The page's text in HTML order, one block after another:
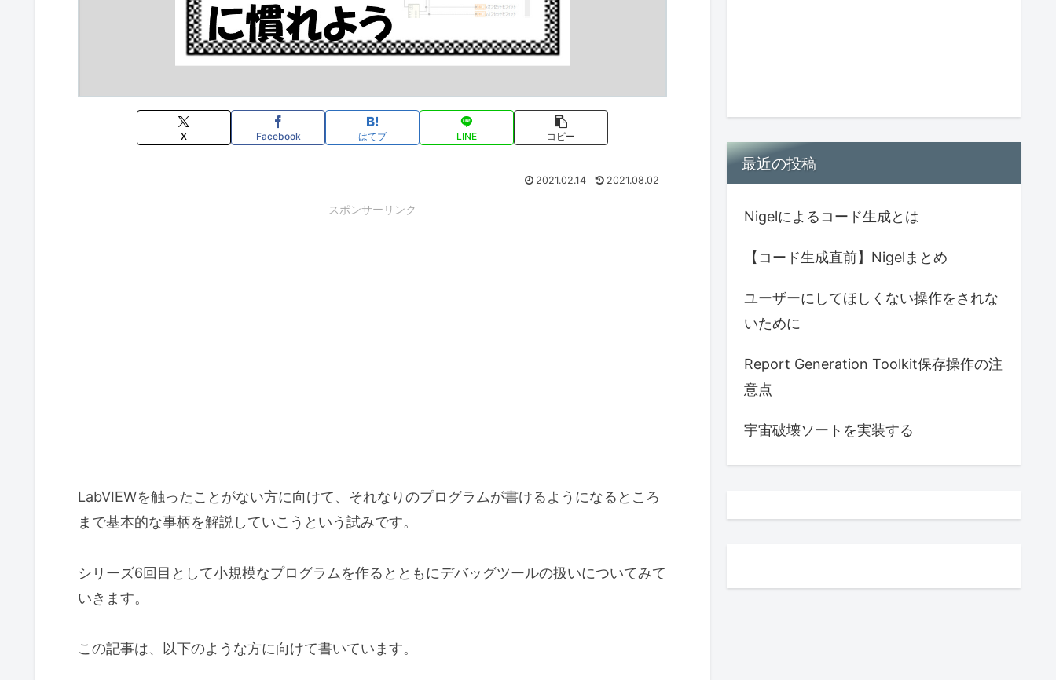
X Facebook はてブ LINE コピー
2021.02.14 2021.08.02
スポンサーリンク
LabVIEWを触ったことがない方に向けて、それなりのプログラムが書けるようになるところ
まで基本的な事柄を解説していこうという試みです。
シリーズ6回目として小規模なプログラムを作るとともにデバッグツールの扱いについてみて
いきます。
この記事は、以下のような方に向けて書いています。
最近の投稿
Nigelによるコード生成とは
【コード生成直前】Nigelまとめ
ユーザーにしてほしくない操作をされな
いために
Report Generation Toolkit保存操作の注
意点
宇宙破壊ソートを実装する